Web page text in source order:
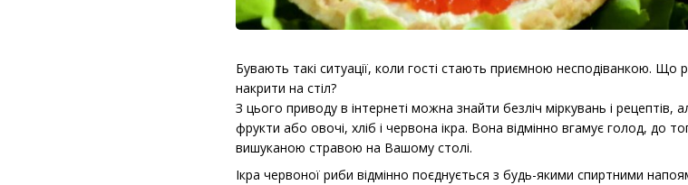
Бувають такі ситуації, коли гості стають приємною несподіванкою.
накрити на стіл?
З цього приводу в інтернеті можна знайти безліч міркувань і
фрукти або овочі, хліб і червона ікра. Вона відмінно вгамує голод, до
вишуканою стравою на Вашому столі.
Ікра червоної риби відмінно поєднується з будь-якими спиртними